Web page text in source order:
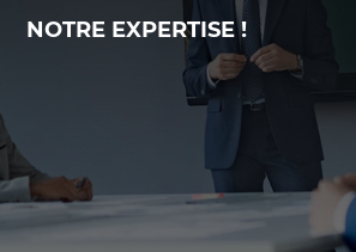
NOTRE EXPERTISE !